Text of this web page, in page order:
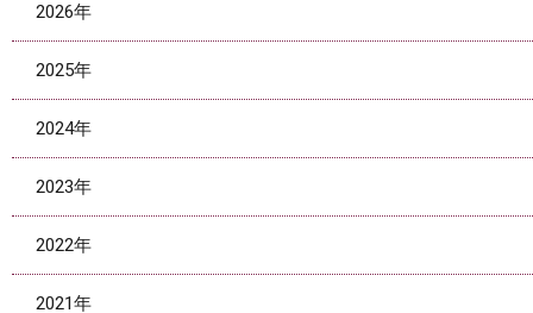
2026年
2025年
2024年
2023年
2022年
2021年